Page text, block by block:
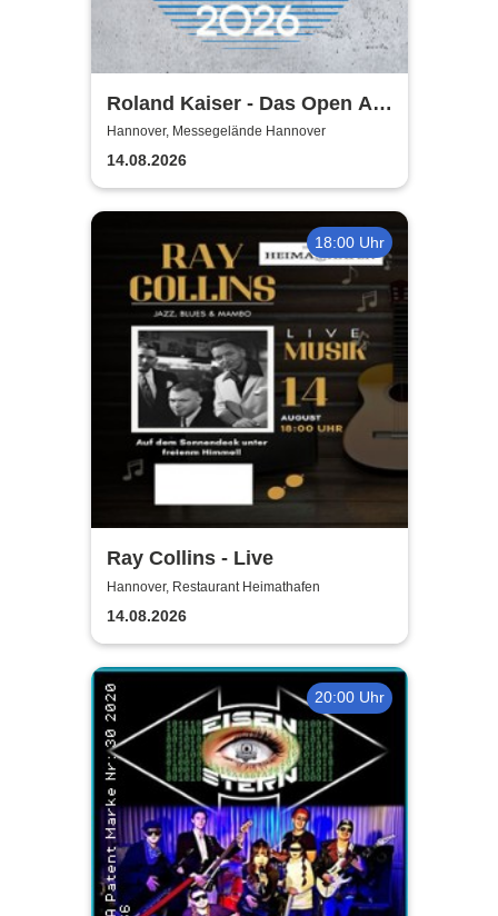
Roland Kaiser - Das Open Air
2026!
Hannover, Messegelände Hannover
14.08.2026
18:00 Uhr
Ray Collins - Live
Hannover, Restaurant Heimathafen
14.08.2026
20:00 Uhr